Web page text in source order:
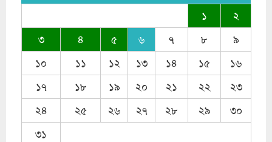
১
২
৩
৪ ৫ ৬ ৭ ৮
৯
১০
১১ ১২ ১৩ ১৪ ১৫
১৬
১৭
১৮ ১৯ ২০ ২১ ২২
২৩
২৪
২৫ ২৬ ২৭ ২৮ ২৯
৩০
৩১